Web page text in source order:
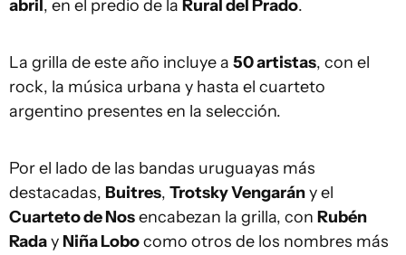
abril, en el predio de la Rural del Prado.
La grilla de este año incluye a 50 artistas, con el
rock, la música urbana y hasta el cuarteto
argentino presentes en la selección.
Por el lado de las bandas uruguayas más
destacadas, Buitres, Trotsky Vengarány el
Cuarteto de Nosencabezan la grilla, con Rubén
Raday Niña Lobocomo otros de los nombres más